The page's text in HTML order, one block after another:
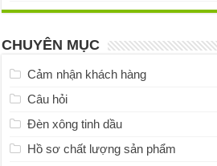
CHUYÊN MỤC
Cảm nhận khách hàng
Câu hỏi
Đèn xông tinh dầu
Hồ sơ chất lượng sản phẩm